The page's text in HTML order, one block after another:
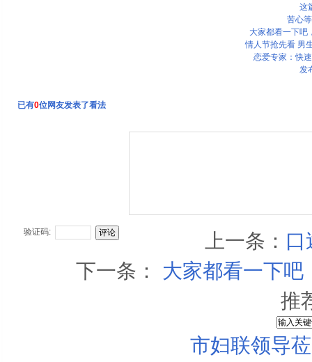
这
苦心
大家都看一下吧
情人节抢先看 男
恋爱专家：快
发
已有0位网友发表了看法
验证码: 上一条：
下一条：
大家都看一下
推
市妇联领导